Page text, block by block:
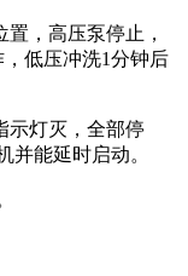
，高压泵停止，
低压冲洗1分钟后
示灯灭，全部停
并能延时启动。